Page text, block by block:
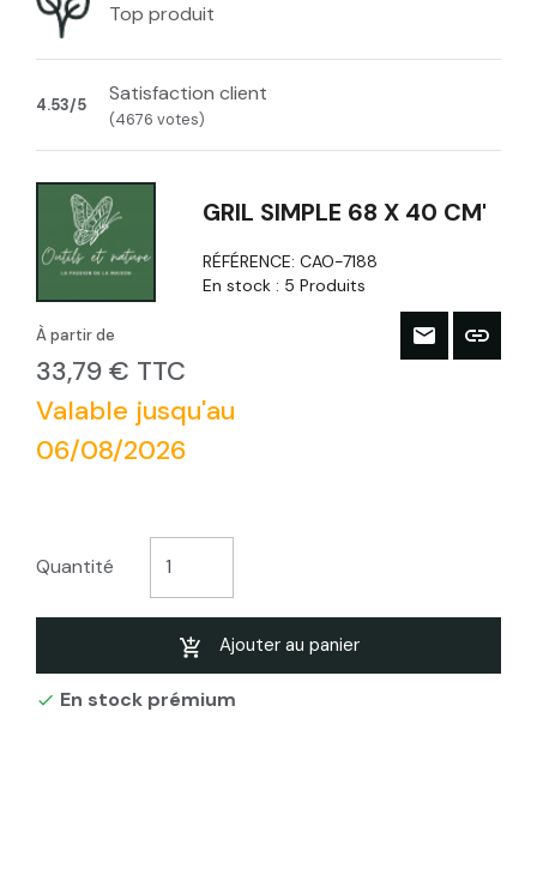
Top produit
4.53/5 Satisfaction client
(4676 votes)
GRIL SIMPLE 68 X 40 CM'
RÉFÉRENCE:CAO-7188
En stock : 5 Produits
À partir de
33,79 € TTC
Valable jusqu'au
06/08/2026
Quantité
Ajouter au panier
 En stock prémium